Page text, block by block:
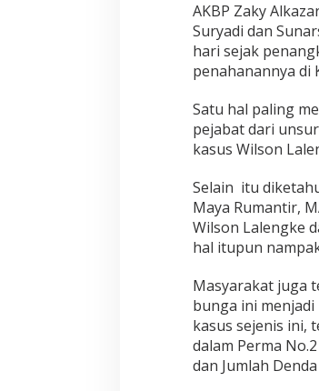
AKBP Zaky
Suryadi dan
hari sejak
penahanannya di
Satu hal paling
pejabat dari
kasus Wilson
Selain itu
Maya Rumantir,
Wilson Lalengke
hal itupun
Masyarakat juga
bunga ini
kasus sejenis ini,
dalam Perma
dan Jumlah